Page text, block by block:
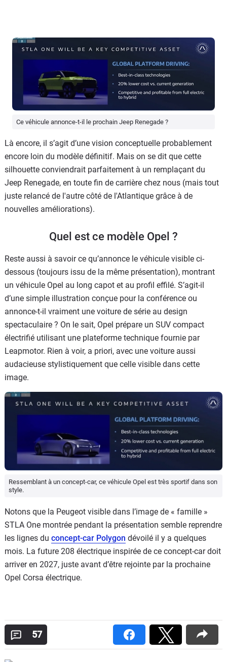
Ce véhicule annonce-t-il le prochain Jeep Renegade ?
Là encore, il s’agit d’une vision conceptuelle probablement
encore loin du modèle définitif. Mais on se dit que cette
silhouette conviendrait parfaitement à un remplaçant du
Jeep Renegade, en toute fin de carrière chez nous (mais tout
juste relancé de l'autre côté de l'Atlantique grâce à de
nouvelles améliorations).
Quel est ce modèle Opel ?
Reste aussi à savoir ce qu’annonce le véhicule visible ci-
dessous (toujours issu de la même présentation), montrant
un véhicule Opel au long capot et au profil effilé. S’agit-il
d’une simple illustration conçue pour la conférence ou
annonce-t-il vraiment une voiture de série au design
spectaculaire ? On le sait, Opel prépare un SUV compact
électrifié utilisant une plateforme technique fournie par
Leapmotor. Rien à voir, a priori, avec une voiture aussi
audacieuse stylistiquement que celle visible dans cette
image.
Ressemblant à un concept-car, ce véhicule Opel est très sportif dans son
style.
Notons que la Peugeot visible dans l’image de « famille »
STLA One montrée pendant la présentation semble reprendre
les lignes du concept-car Polygon dévoilé il y a quelques
mois. La future 208 électrique inspirée de ce concept-car doit
arriver en 2027, juste avant d’être rejointe par la prochaine
Opel Corsa électrique.
57